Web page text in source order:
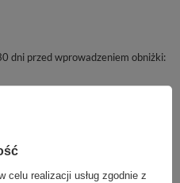
dni przed wprowadzeniem obniżki:
poprzez:
celu realizacji usług zgodnie z